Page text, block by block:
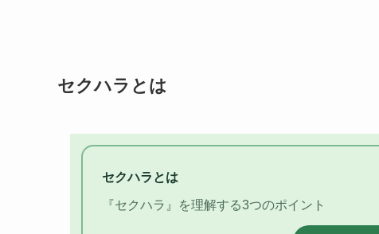
セクハラとは
セクハラとは
『セクハラ』を理解する3つのポイント